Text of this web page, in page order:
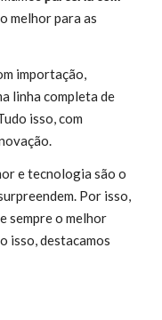
melhor para as
importação,
linha completa de
isso, com
e tecnologia são o
Por isso,
sempre o melhor
isso, destacamos